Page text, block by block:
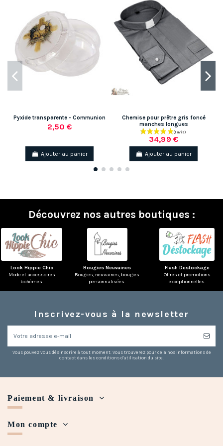
Pyxide transparente - Communion
2,50 €
Ajouter au panier
Chemise pour prêtre gris foncé
manches longues
34,99 €
Ajouter au panier
Découvrez nos autres boutiques :
Look Hippie Chic
Mode et accessoires
bohèmes.
Bougies Neuvaines
Bougies, neuvaines, bougies
personnalisées.
Flash Destockage
Offres et promotions
exceptionnelles.
Inscrivez-vous à la newsletter
Vous pouvez vous désinscrire à tout moment. Vous trouverez pour cela nos informations de
contact dans les conditions d'utilisation du site.
Paiement & livraison
Mon compte